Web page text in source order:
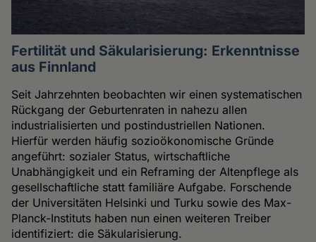
Fertilität und Säkularisierung: Erkenntnisse
aus Finnland
Seit Jahrzehnten beobachten wir einen systematischen
Rückgang der Geburtenraten in nahezu allen
industrialisierten und postindustriellen Nationen.
Hierfür werden häufig sozioökonomische Gründe
angeführt: sozialer Status, wirtschaftliche
Unabhängigkeit und ein Reframing der Altenpflege als
gesellschaftliche statt familiäre Aufgabe. Forschende
der Universitäten Helsinki und Turku sowie des Max-
Planck-Instituts haben nun einen weiteren Treiber
identifiziert: die Säkularisierung.